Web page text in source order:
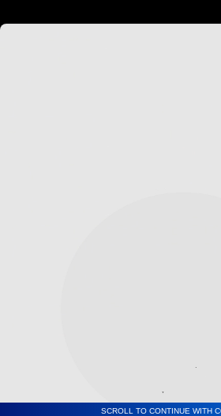
SCROLL TO CONTINUE WITH